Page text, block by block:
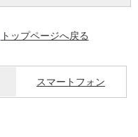
トップページへ戻る
スマートフォン